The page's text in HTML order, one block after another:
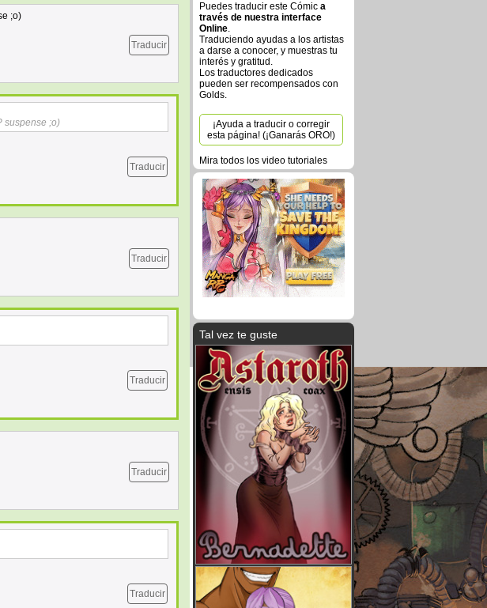
;o)
Traducir
suspense ;o)
Traducir
Traducir
Traducir
Traducir
Traducir
Puedes traducir este Cómic a
través de nuestra interface
Online.
Traduciendo ayudas a los artistas
a darse a conocer, y muestras tu
interés y gratitud.
Los traductores dedicados
pueden ser recompensados con
Golds.
¡Ayuda a traducir o corregir
esta página! (¡Ganarás ORO!)
Mira todos los video tutoriales
Tal vez te guste